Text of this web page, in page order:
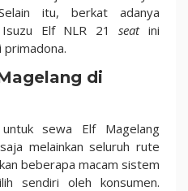
itu, berkat adanya
Isuzu Elf NLR 21seat ini
di
sewa Elf Magelang
saja melainkan seluruh rute
beberapa macam sistem
sendiri oleh konsumen.